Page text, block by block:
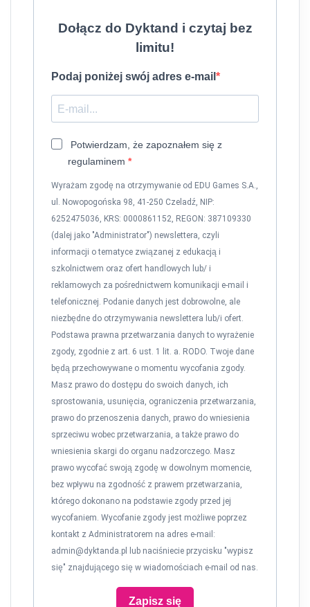
Dołącz do Dyktand i czytaj bez
limitu!
Podaj poniżej swój adres e-mail
Potwierdzam, że zapoznałem się z
regulaminem
Wyrażam zgodę na otrzymywanie od EDU Games S.A.,
ul. Nowopogońska 98, 41-250 Czeladź, NIP:
6252475036, KRS: 0000861152, REGON: 387109330
(dalej jako "Administrator") newslettera, czyli
informacji o tematyce związanej z edukacją i
szkolnictwem oraz ofert handlowych lub/ i
reklamowych za pośrednictwem komunikacji e-mail i
telefonicznej. Podanie danych jest dobrowolne, ale
niezbędne do otrzymywania newslettera lub/i ofert.
Podstawa prawna przetwarzania danych to wyrażenie
zgody, zgodnie z art. 6 ust. 1 lit. a. RODO. Twoje dane
będą przechowywane o momentu wycofania zgody.
Masz prawo do dostępu do swoich danych, ich
sprostowania, usunięcia, ograniczenia przetwarzania,
prawo do przenoszenia danych, prawo do wniesienia
sprzeciwu wobec przetwarzania, a także prawo do
wniesienia skargi do organu nadzorczego. Masz
prawo wycofać swoją zgodę w dowolnym momencie,
bez wpływu na zgodność z prawem przetwarzania,
którego dokonano na podstawie zgody przed jej
wycofaniem. Wycofanie zgody jest możliwe poprzez
kontakt z Administratorem na adres e-mail:
admin@dyktanda.pl
lub naciśniecie przycisku "wypisz
się" znajdującego się w wiadomościach e-mail od nas.
Zapisz się